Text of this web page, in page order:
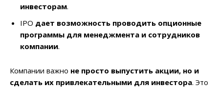
инвесторам.
IPO дает возможность проводить опционные
программы для менеджмента и сотрудников
компании.
Компании важно не просто выпустить акции, но и
сделать их привлекательными для инвестора. Это